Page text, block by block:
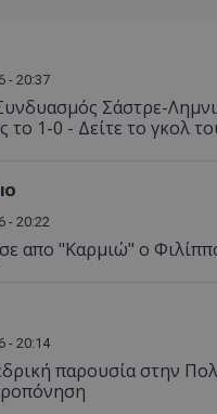
- 20:37
Σάστρε-
το 1-0 - Δείτε το γκολ
- 20:22
απο "Καρμιώ" ο
- 20:14
παρουσία στην